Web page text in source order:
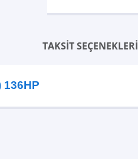
TAKSİT SEÇENEKLERİ
136HP